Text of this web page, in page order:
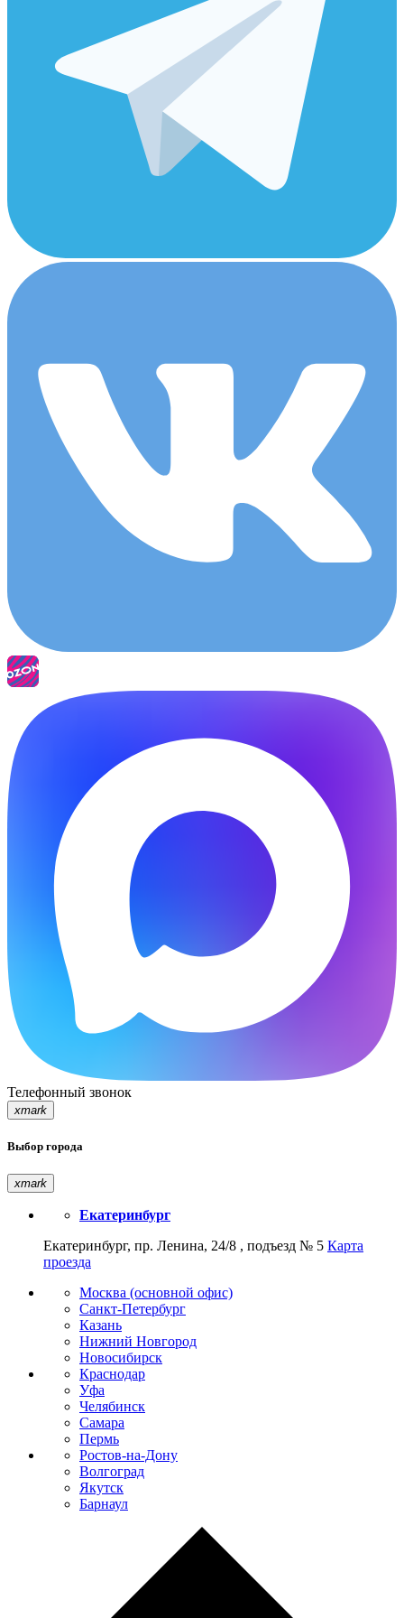
Телефонный звонок
xmark
Выбор города
xmark
Екатеринбург
Екатеринбург, пр. Ленина, 24/8 , подъезд № 5 Карта
проезда
Москва (основной офис)
Санкт-Петербург
Казань
Нижний Новгород
Новосибирск
Краснодар
Уфа
Челябинск
Самара
Пермь
Ростов-на-Дону
Волгоград
Якутск
Барнаул